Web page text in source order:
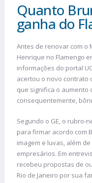
Quanto
ganha do
Antes de renovar com o
Henrique no Flamengo
informações do portal
acertou o novo contrato
que significa o aumento
consequentemente,
Segundo o GE, o rubro-
para firmar acordo com
imagem e luvas, além
empresários. Em
recebeu propostas de
Rio de Janeiro por sua